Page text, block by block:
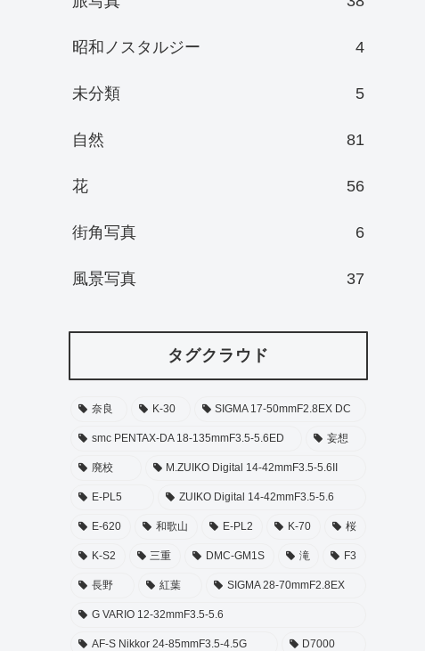
昭和ノスタルジー 4
未分類 5
自然 81
花 56
街角写真 6
風景写真 37
タグクラウド
奈良 K-30 SIGMA 17-50mmF2.8EX DC
smc PENTAX-DA 18-135mmF3.5-5.6ED 妄想
廃校 M.ZUIKO Digital 14-42mmF3.5-5.6II
E-PL5 ZUIKO Digital 14-42mmF3.5-5.6
E-620 和歌山 E-PL2 K-70 桜
K-S2 三重 DMC-GM1S 滝 F3
長野 紅葉 SIGMA 28-70mmF2.8EX
G VARIO 12-32mmF3.5-5.6
AF-S Nikkor 24-85mmF3.5-4.5G D7000